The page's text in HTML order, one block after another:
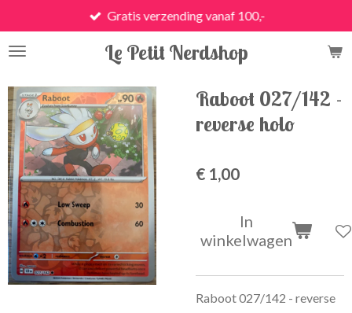
direct
naar
hoofdinhoud
Le Petit Nerdshop
Gratis verzending vanaf 100,-
Raboot 027/142 -
reverse holo
€ 1,00
In
winkelwagen
Raboot 027/142 - reverse